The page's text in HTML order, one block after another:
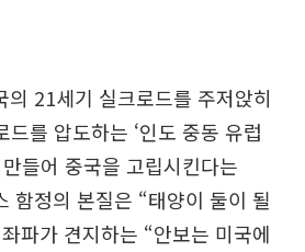
의 21세기 실크로드를 주저앉히
를 압도하는 ‘인도 중동 유럽
들어 중국을 고립시킨다는
함정의 본질은 “태양이 둘이 될
파가 견지하는 “안보는 미국에